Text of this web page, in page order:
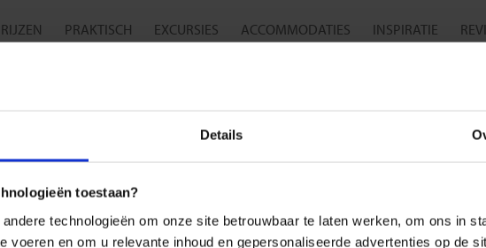
Details
toestaan?
technologieën om onze site betrouwbaar te laten werken, om ons in
voeren en om u relevante inhoud en gepersonaliseerde advertenties op de
PRAKTISCH EXCURSIES ACCOMMODATIES INSPIRATIE
vind je een overzicht met de dag-tot-dag beschrijving van dezeRondreis
standaard verlengingen van deze rondreis kun je vinden onder het tabblad
(in het boekingsformulier) een vrijblijvend voorstel op te vragen om een dag (of
de route